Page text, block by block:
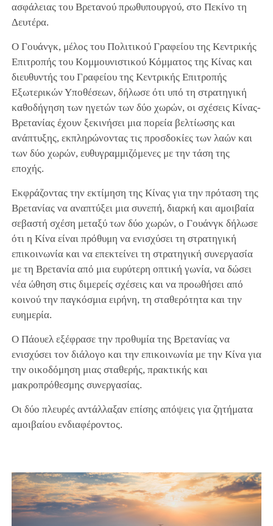
ασφάλειας του Βρετανού πρωθυπουργού, στο Πεκίνο τη
Δευτέρα.
Ο Γουάνγκ, μέλος του Πολιτικού Γραφείου της Κεντρικής
Επιτροπής του Κομμουνιστικού Κόμματος της Κίνας και
διευθυντής του Γραφείου της Κεντρικής Επιτροπής
Εξωτερικών Υποθέσεων, δήλωσε ότι υπό τη στρατηγική
καθοδήγηση των ηγετών των δύο χωρών, οι σχέσεις Κίνας-
Βρετανίας έχουν ξεκινήσει μια πορεία βελτίωσης και
ανάπτυξης, εκπληρώνοντας τις προσδοκίες των λαών και
των δύο χωρών, ευθυγραμμιζόμενες με την τάση της
εποχής.
Εκφράζοντας την εκτίμηση της Κίνας για την πρόταση της
Βρετανίας να αναπτύξει μια συνεπή, διαρκή και αμοιβαία
σεβαστή σχέση μεταξύ των δύο χωρών, ο Γουάνγκ δήλωσε
ότι η Κίνα είναι πρόθυμη να ενισχύσει τη στρατηγική
επικοινωνία και να επεκτείνει τη στρατηγική συνεργασία
με τη Βρετανία από μια ευρύτερη οπτική γωνία, να δώσει
νέα ώθηση στις διμερείς σχέσεις και να προωθήσει από
κοινού την παγκόσμια ειρήνη, τη σταθερότητα και την
ευημερία.
Ο Πάουελ εξέφρασε την προθυμία της Βρετανίας να
ενισχύσει τον διάλογο και την επικοινωνία με την Κίνα για
την οικοδόμηση μιας σταθερής, πρακτικής και
μακροπρόθεσμης συνεργασίας.
Οι δύο πλευρές αντάλλαξαν επίσης απόψεις για ζητήματα
αμοιβαίου ενδιαφέροντος.